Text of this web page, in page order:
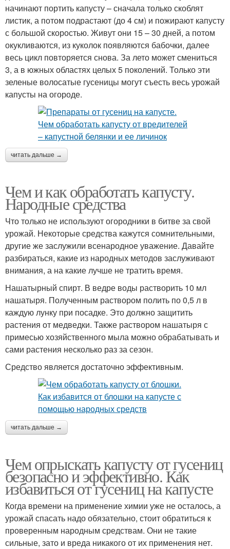
начинают портить капусту – сначала только скоблят
листик, а потом подрастают (до 4 см) и пожирают капусту
с большой скоростью. Живут они 15 – 30 дней, а потом
окукливаются, из куколок появляются бабочки, далее
весь цикл повторяется снова. За лето может смениться
3, а в южных областях целых 5 поколений. Только эти
зеленые волосатые гусеницы могут съесть весь урожай
капусты на огороде.
читать дальше →
Чем и как обработать капусту.
Народные средства
Что только не используют огородники в битве за свой
урожай. Некоторые средства кажутся сомнительными,
другие же заслужили всенародное уважение. Давайте
разбираться, какие из народных методов заслуживают
внимания, а на какие лучше не тратить время.
Нашатырный спирт. В ведре воды растворить 10 мл
нашатыря. Полученным раствором полить по 0,5 л в
каждую лунку при посадке. Это должно защитить
растения от медведки. Также раствором нашатыря с
примесью хозяйственного мыла можно обрабатывать и
сами растения несколько раз за сезон.
Средство является достаточно эффективным.
читать дальше →
Чем опрыскать капусту от гусениц
безопасно и эффективно. Как
избавиться от гусениц на капусте
Когда времени на применение химии уже не осталось, а
урожай спасать надо обязательно, стоит обратиться к
проверенным народным средствам. Они не такие
сильные, зато и вреда никакого от их применения нет.